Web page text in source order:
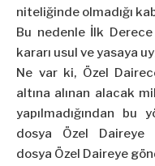
niteliğinde olmadığı
Bu nedenle İlk
kararı usul ve yasaya
Ne var ki, Özel
altına alınan alacak
yapılmadığından bu
dosya Özel Daireye
dosya Özel Daireye